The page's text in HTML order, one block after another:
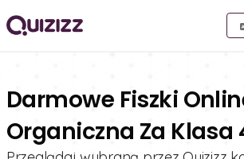
Darmowe Fiszki
Organiczna Za Klasa